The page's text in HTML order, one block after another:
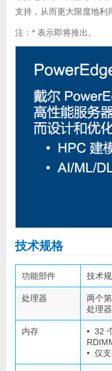
支持，从而更大限度地利
注：* 表示即将推出。
技术规格
功能部件 技术
处理器
两个
处理
内存
• 32
• 仅